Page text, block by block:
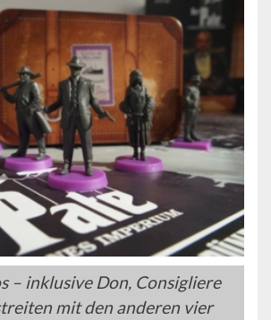
– inklusive Don, Consigliere
mit den anderen vier